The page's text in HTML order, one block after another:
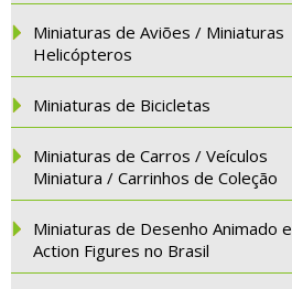
Miniaturas de Aviões / Miniaturas
Helicópteros
Miniaturas de Bicicletas
Miniaturas de Carros / Veículos
Miniatura / Carrinhos de Coleção
Miniaturas de Desenho Animado e
Action Figures no Brasil